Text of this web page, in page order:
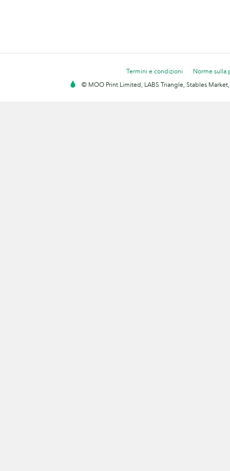
Termini e condizioni
Norme sulla
© MOO Print Limited, LABS Triangle, Stables